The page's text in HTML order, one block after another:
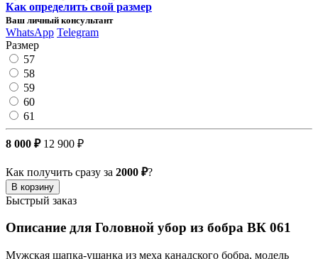
Как определить свой размер
Ваш личный консультант
WhatsApp Telegram
Размер
57
58
59
60
61
8 000 ₽ 12 900 ₽
Как получить сразу за 2000 ₽?
В корзину
Быстрый заказ
Описание для Головной убор из бобра ВК 061
Мужская шапка-ушанка из меха канадского бобра, модель